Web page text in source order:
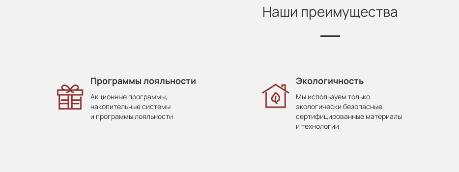
Наши преимущества
Программы лояльности
Акционные программы,
накопительные системы
и программы лояльности
Экологичность
Мы используем только
экологически безопасные,
сертифицированные материалы
и технологии